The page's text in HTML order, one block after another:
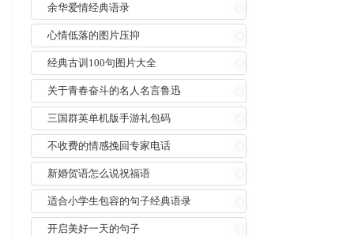
余华爱情经典语录
心情低落的图片压抑
经典古训100句图片大全
关于青春奋斗的名人名言鲁迅
三国群英单机版手游礼包码
不收费的情感挽回专家电话
新婚贺语怎么说祝福语
适合小学生包容的句子经典语录
开启美好一天的句子